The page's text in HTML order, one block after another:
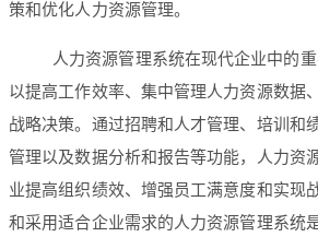
策和优化人力资源管理。
人力资源管理系统在现代企业中的
以提高工作效率、集中管理人力资源数据
战略决策。通过招聘和人才管理、培训和
管理以及数据分析和报告等功能，人力资
业提高组织绩效、增强员工满意度和实现
和采用适合企业需求的人力资源管理系统